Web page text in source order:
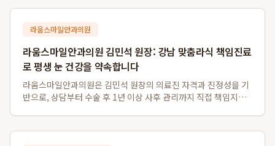
라움스마일안과의원
라움스마일안과의원 김민석 원장: 강남 맞춤라식 책임진료
로 평생 눈 건강을 약속합니다
라움스마일안과의원은 김민석 원장의 의료진 자격과 진정성을 기
반으로, 상담부터 수술 후 1년 이상 사후 관리까지 직접 책임지는
스마일라식, 라섹, 안내렌즈삽...